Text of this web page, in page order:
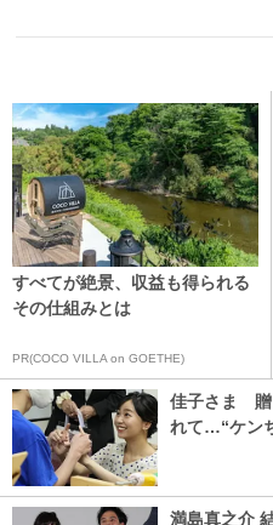
すべてが絶景、収益も得られる
その仕組みとは
PR(COCO VILLA on GOETHE)
佳子さま 贈
れて…“ケン
満島真之介